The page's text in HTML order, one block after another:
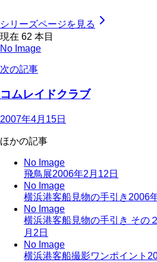
シリーズページを見る
現在 62 本目
No Image
次の記事
コムレイドクラブ
2007年4月15日
ほかの記事
No Image
飛鳥展2006年2月12日
No Image
横浜港客船見物の手引き 2006
No Image
横浜港客船見物の手引き その
月2日
No Image
横浜港客船撮影ワンポイント